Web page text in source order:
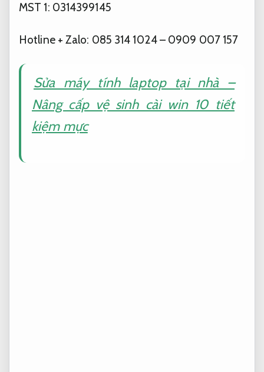
MST 1: 0314399145
Hotline + Zalo: 085 314 1024 – 0909 007 157
Sửa máy tính laptop tại nhà –
Nâng cấp vệ sinh cài win 10 tiết
kiệm mực